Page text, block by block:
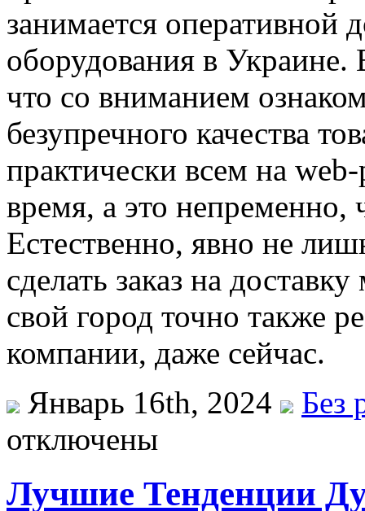
занимается оперативной
оборудования в
что со вниманием
безупречного качества
практически всем на
время, а это непременно,
Естественно, явно не
сделать заказ на
свой город точно также
компании, даже сейчас.
Январь 16th, 2024
Без
отключены
Лучшие Тенденции